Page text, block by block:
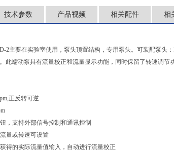
技术参数 产品视频 相关配件 相
2主要在实验室使用，泵头顶置结构，专用泵头。可装配泵头
此蠕动泵具有流量校正和流量显示功能，同时保留了转速调
正反转可逆
，支持外部信号控制和通讯控制
量或转速可设置
得的实际流量值输入，自动进行流量校正